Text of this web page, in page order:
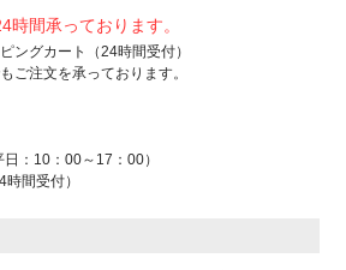
時間承っております。
ングカート（24時間受付）
ご注文を承っております。
：10：00～17：00）
間受付）